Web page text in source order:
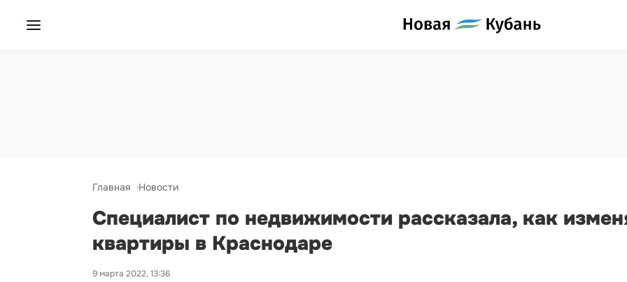
Главная Новости
Специалист по недвижимости рассказала, как
квартиры в Краснодаре
9 марта 2022, 13:36